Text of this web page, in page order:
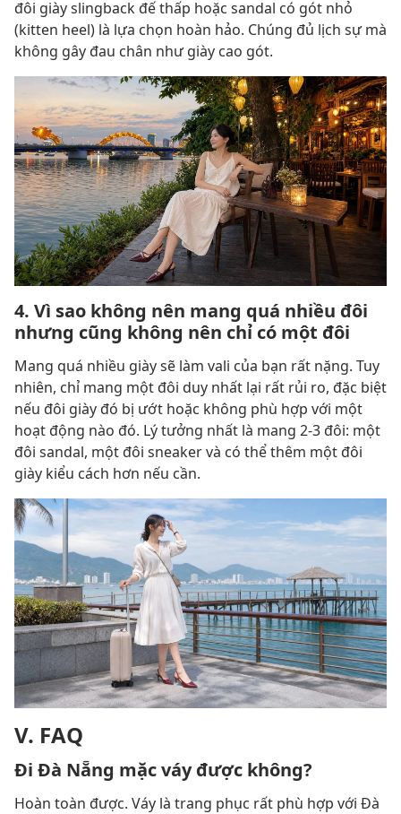
đôi giày slingback đế thấp hoặc sandal có gót nhỏ
(kitten heel) là lựa chọn hoàn hảo. Chúng đủ lịch sự mà
không gây đau chân như giày cao gót.
4. Vì sao không nên mang quá nhiều đôi
nhưng cũng không nên chỉ có một đôi
Mang quá nhiều giày sẽ làm vali của bạn rất nặng. Tuy
nhiên, chỉ mang một đôi duy nhất lại rất rủi ro, đặc biệt
nếu đôi giày đó bị ướt hoặc không phù hợp với một
hoạt động nào đó. Lý tưởng nhất là mang 2-3 đôi: một
đôi sandal, một đôi sneaker và có thể thêm một đôi
giày kiểu cách hơn nếu cần.
V. FAQ
Đi Đà Nẵng mặc váy được không?
Hoàn toàn được. Váy là trang phục rất phù hợp với Đà